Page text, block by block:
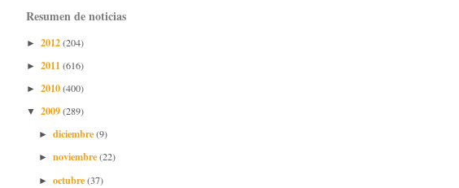
Resumen de noticias
► 2012(204)
► 2011(616)
► 2010(400)
▼ 2009(289)
► diciembre(9)
► noviembre(22)
► octubre(37)